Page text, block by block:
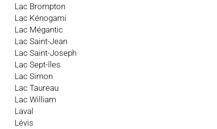
Lac Brompton
Lac Kénogami
Lac Mégantic
Lac Saint-Jean
Lac Saint-Joseph
Lac Sept-îles
Lac Simon
Lac Taureau
Lac William
Laval
Lévis